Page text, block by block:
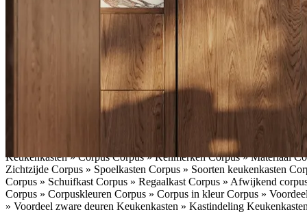
vriezen » SmartfunctiesKoelen en vriezen » Koeltechnieken
Koffieapparaten » Extra functies koffieapparaat Koffieapparaten »
Koffieapparaten » Nadelen inbouwkoffieapparaat
Koffieapparaten »
Koffieapparaten » Geluidsniveau
Energieverbruik inbouwkoffieapparaat
Koffieapparaten » Keuze
Toepassingen (voor- en nadelen)
Kokendwaterkranen » Types
Bediening kokendwaterkranenKokendwaterkranen » Boilers
» Energieverbruik kokendwaterkraanKokendwaterkranen »
keukenapparatuur » Smart home hub
Slimme keukenapparatuur »
Slimme koffiemachine
Slimme keukenapparatuur » Slimme stekker
keukenapparatuur » Uitvoeringen slimme keukenapparatuur
Slimme
keukenapparatuur » Praktische toepassing slimme keukenapparatuur
Keukenkasten » CorpusCorpus » KenmerkenCorpus » Materiaal
Zichtzijde Corpus » Spoelkasten Corpus » Soorten keukenkasten
Corpus » Schuifkast Corpus » Regaalkast Corpus » Afwijkend
Corpus » Corpuskleuren Corpus » Corpus in kleurCorpus »
» Voordeel zware deuren Keukenkasten » Kastindeling